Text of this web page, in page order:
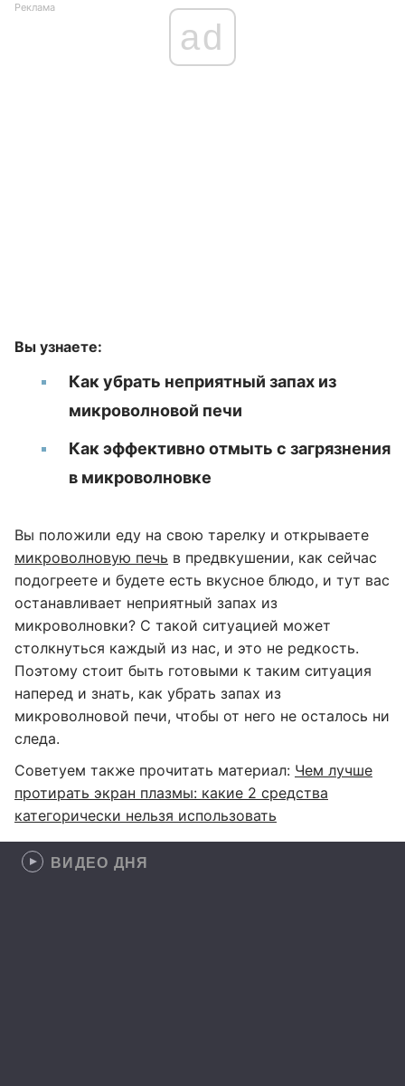
Реклама
ad
Вы узнаете:
Как убрать неприятный запах из
микроволновой печи
Как эффективно отмыть с загрязнения
в микроволновке
Вы положили еду на свою тарелку и открываете
микроволновую печь в предвкушении, как сейчас
подогреете и будете есть вкусное блюдо, и тут вас
останавливает неприятный запах из
микроволновки? С такой ситуацией может
столкнуться каждый из нас, и это не редкость.
Поэтому стоит быть готовыми к таким ситуация
наперед и знать, как убрать запах из
микроволновой печи, чтобы от него не осталось ни
следа.
Советуем также прочитать материал: Чем лучше
протирать экран плазмы: какие 2 средства
категорически нельзя использовать
ВИДЕО ДНЯ